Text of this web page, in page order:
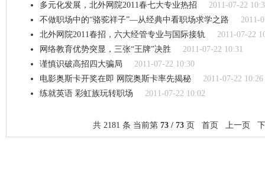
多元化发展，北外网院2011春七大专业热招
2011-07-22
不做职场中的“骆驼祥子”—从经典中看职场求学之路
2011-
北外网院2011春招，六大经管专业与国际接轨
2011-07-22
网络教育优势突显，三张“王牌”决胜
2011-07-22 10:31
谨慎识破高招四大骗局
2011-07-22 10:30
电影奥斯卡开奖在即 网院奥斯卡率先揭秘
2011-07-22 10:26
练就英语 彩虹族玩转职场
2011-07-22 10:02
共 2181 条 当前第 73 / 73 页 首页 上一页